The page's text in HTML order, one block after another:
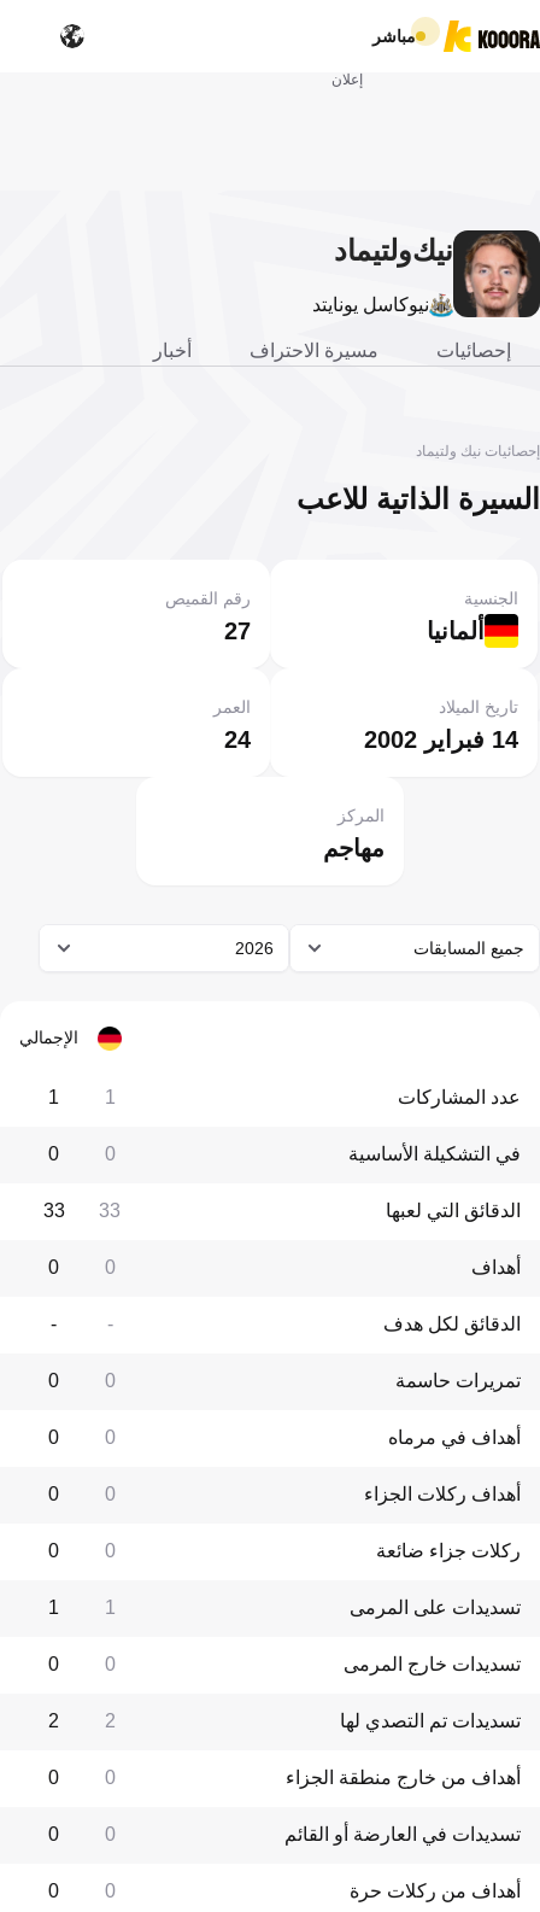
مباشر
إعلان
نيكولتيماد
نيوكاسل يونايتد
إحصائيات مسيرة الاحتراف أخبار
إحصائيات نيك ولتيماد
السيرة الذاتية للاعب
ألمانيا
الجنسية
27
رقم القميص
14 فبراير 2002
تاريخ الميلاد
24
العمر
مهاجم
المركز
جميع المسابقات 2026
الإجمالي
عدد المشاركات 1
1
في التشكيلة الأساسية 0
0
الدقائق التي لعبها 33
33
أهداف 0
0
الدقائق لكل هدف -
-
تمريرات حاسمة 0
0
أهداف في مرماه 0
0
أهداف ركلات الجزاء 0
0
ركلات جزاء ضائعة 0
0
تسديدات على المرمى 1
1
تسديدات خارج المرمى 0
0
تسديدات تم التصدي لها 2
2
أهداف من خارج منطقة الجزاء 0
0
تسديدات في العارضة أو القائم 0
0
أهداف من ركلات حرة 0
0